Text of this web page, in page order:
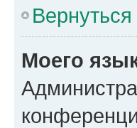
Моего